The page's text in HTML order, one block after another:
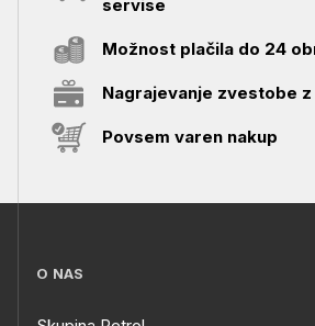
servise
Možnost plačila do 24
Nagrajevanje zvestobe
Povsem varen nakup
O NAS